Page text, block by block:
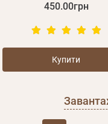
450.00грн
Купити